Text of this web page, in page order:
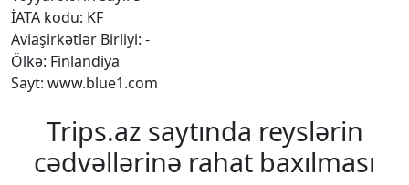
İATA kodu: KF
Aviaşirkətlər Birliyi: -
Ölkə: Finlandiya
Sayt: www.blue1.com
Trips.az saytında reyslərin
cədvəllərinə rahat baxılması